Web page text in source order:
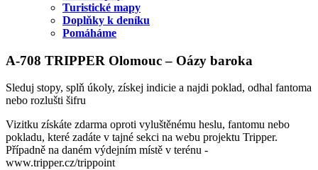
Turistické mapy
Doplňky k deníku
Pomáháme
A-708 TRIPPER Olomouc – Oázy baroka
Sleduj stopy, splň úkoly, získej indicie a najdi poklad, odhal fantoma
nebo rozlušti šifru
Vizitku získáte zdarma oproti vyluštěnému heslu, fantomu nebo
pokladu, které zadáte v tajné sekci na webu projektu Tripper.
Případně na daném výdejním místě v terénu -
www.tripper.cz/trippoint